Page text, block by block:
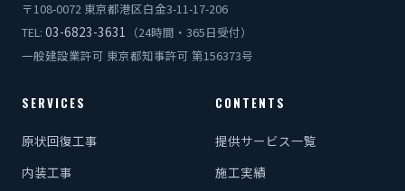
〒108-0072 東京都港区白金3-11-17-206
TEL: 03-6823-3631
（24時間・365日受付）
一般建設業許可 東京都知事許可 第156373号
SERVICES
原状回復工事
内装工事
CONTENTS
提供サービス一覧
施工実績